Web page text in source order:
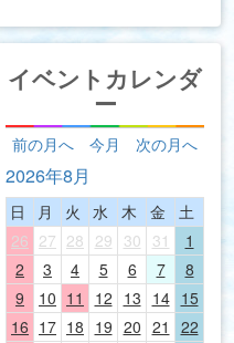
イベントカレンダ
ー
前の月へ 今月 次の月へ
2026年8月
日 月 火 水 木 金
土
26 27 28 29 30 31
1
2
3 4 5 6 7
8
9
10 11 12 13 14 15
16 17 18 19 20 21
22